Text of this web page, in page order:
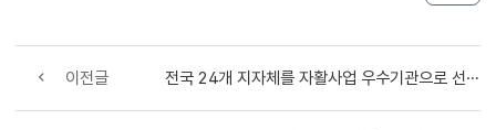
이전글 전국 24개 지자체를 자활사업 우수기관으로 선정